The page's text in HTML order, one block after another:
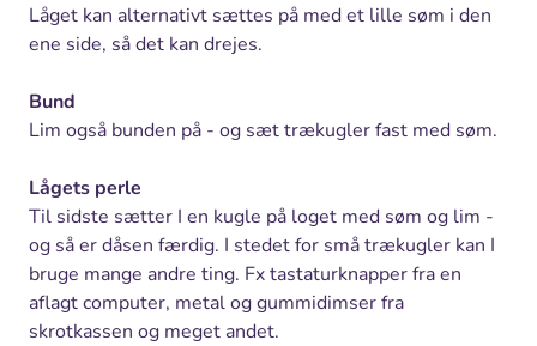
Låget kan alternativt sættes på med et lille søm i den
ene side, så det kan drejes.
Bund
Lim også bunden på - og sæt trækugler fast med søm.
Lågets perle
Til sidste sætter I en kugle på loget med søm og lim -
og så er dåsen færdig. I stedet for små trækugler kan I
bruge mange andre ting. Fx tastaturknapper fra en
aflagt computer, metal og gummidimser fra
skrotkassen og meget andet.